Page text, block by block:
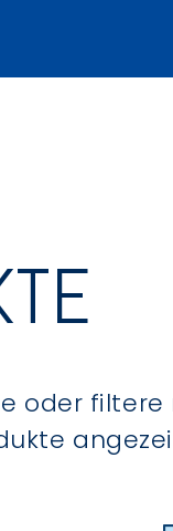
oder